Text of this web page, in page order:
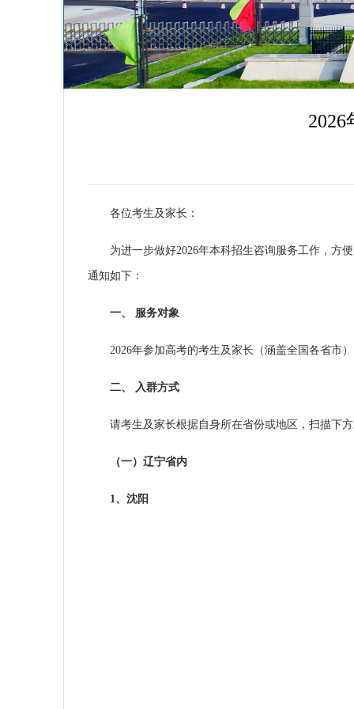
招生公告
2026
各位考生及家长：
为进一步做好2026年本科招生咨询服务工作，方
通知如下：
一、 服务对象
2026年参加高考的考生及家长（涵盖全国各省市）
二、 入群方式
请考生及家长根据自身所在省份或地区，扫描下方
（一）辽宁省内
1、沈阳